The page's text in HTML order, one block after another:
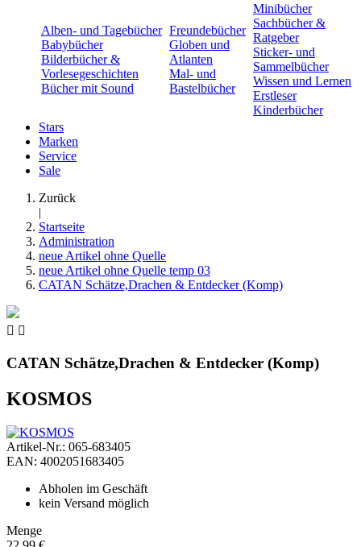
Alben- und Tagebücher
Babybücher
Bilderbücher &
Vorlesegeschichten
Bücher mit Sound
Freundebücher
Globen und
Atlanten
Mal- und
Bastelbücher
Minibücher
Sachbücher &
Ratgeber
Sticker- und
Sammelbücher
Wissen und Lernen
Erstleser
Kinderbücher
Stars
Marken
Service
Sale
Zurück
|
Startseite
Administration
neue Artikel ohne Quelle
neue Artikel ohne Quelle temp 03
CATAN Schätze,Drachen & Entdecker (Komp)
 
CATAN Schätze,Drachen & Entdecker (Komp)
KOSMOS
Artikel-Nr.: 065-683405
EAN: 4002051683405
Abholen im Geschäft
kein Versand möglich
Menge